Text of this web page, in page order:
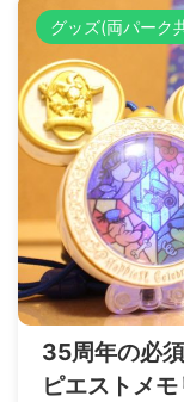
グッズ(両パーク
35周年の必
ピエストメ